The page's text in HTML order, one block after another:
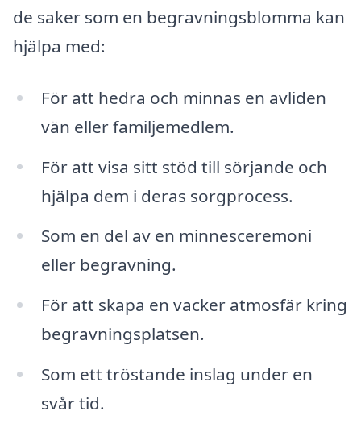
de saker som en begravningsblomma kan
hjälpa med:
För att hedra och minnas en avliden
vän eller familjemedlem.
För att visa sitt stöd till sörjande och
hjälpa dem i deras sorgprocess.
Som en del av en minnesceremoni
eller begravning.
För att skapa en vacker atmosfär kring
begravningsplatsen.
Som ett tröstande inslag under en
svår tid.